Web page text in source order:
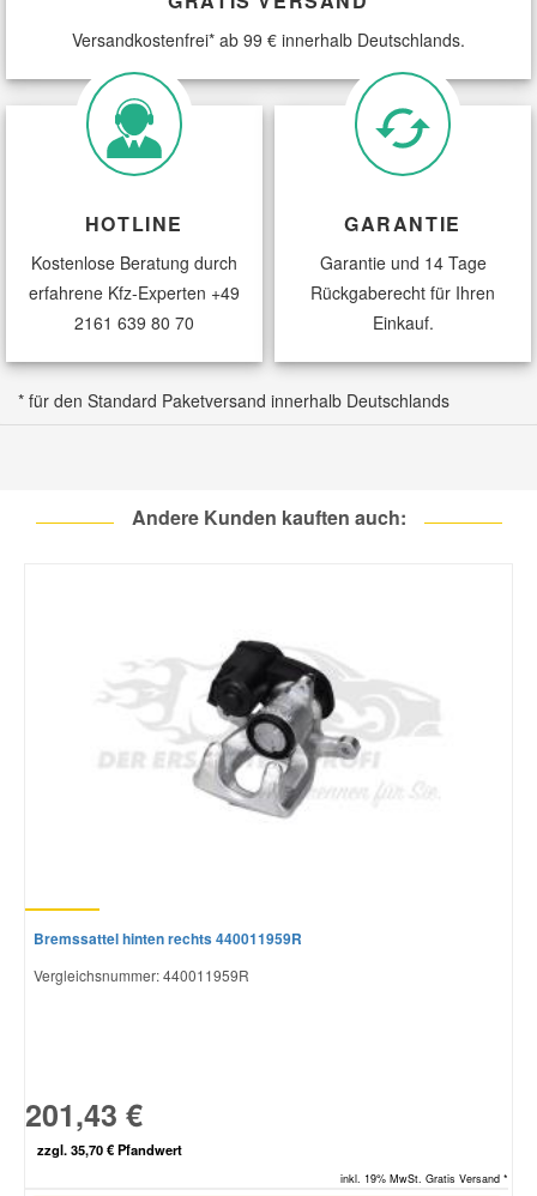
Versandkostenfrei* ab 99 € innerhalb Deutschlands.
HOTLINE
Kostenlose Beratung durch
erfahrene Kfz-Experten +49
2161 639 80 70
GARANTIE
Garantie und 14 Tage
Rückgaberecht für Ihren
Einkauf.
* für den Standard Paketversand innerhalb Deutschlands
Andere Kunden kauften auch:
Bremssattel hinten rechts 440011959R
Vergleichsnummer:440011959R
201,43 €
zzgl. 35,70 € Pfandwert
inkl. 19% MwSt. Gratis Versand *